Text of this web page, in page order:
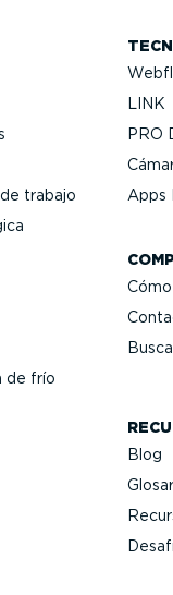
trabajo
de frío
LINK
PRO
Apps
Blog